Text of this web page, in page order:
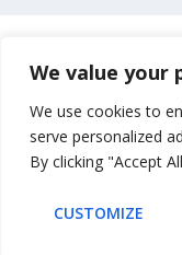
We value your
We use cookies to
serve personalized
By clicking "Accept
CUSTOMIZE
Impressum
Uvjeti korištenja
Kontakt